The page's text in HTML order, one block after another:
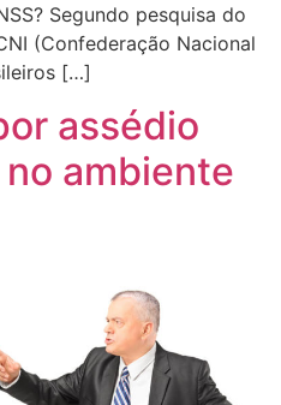
Segundo pesquisa do
(Confederação Nacional
[…]
assédio
ambiente